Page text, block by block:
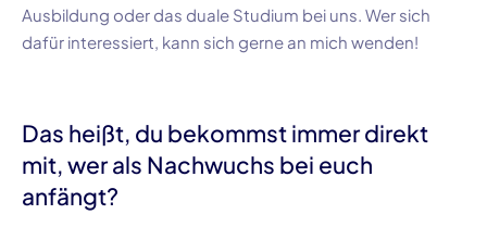
Ausbildung oder das duale Studium bei uns. Wer sich
dafür interessiert, kann sich gerne an mich wenden!
Das heißt, du bekommst immer direkt
mit, wer als Nachwuchs bei euch
anfängt?